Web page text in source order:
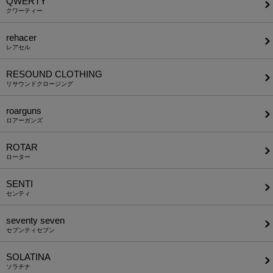
クワーティー
rehacer
レアセル
RESOUND CLOTHING
リサウンドクロージング
roarguns
ロアーガンズ
ROTAR
ローター
SENTI
センティ
seventy seven
セブンティセブン
SOLATINA
ソラチナ